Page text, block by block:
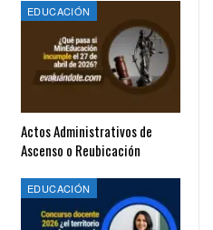
EDUCACIÓN
Actos Administrativos de
Ascenso o Reubicación
EDUCACIÓN